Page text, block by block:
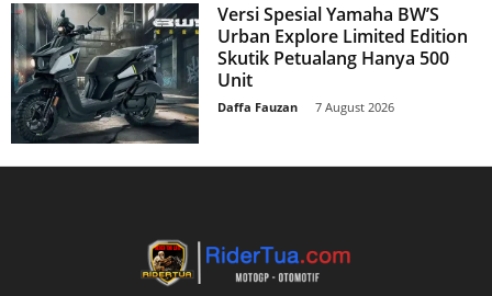
Versi Spesial Yamaha BW’S
Urban Explore Limited Edition
Skutik Petualang Hanya 500
Unit
Daffa Fauzan 7 August 2026